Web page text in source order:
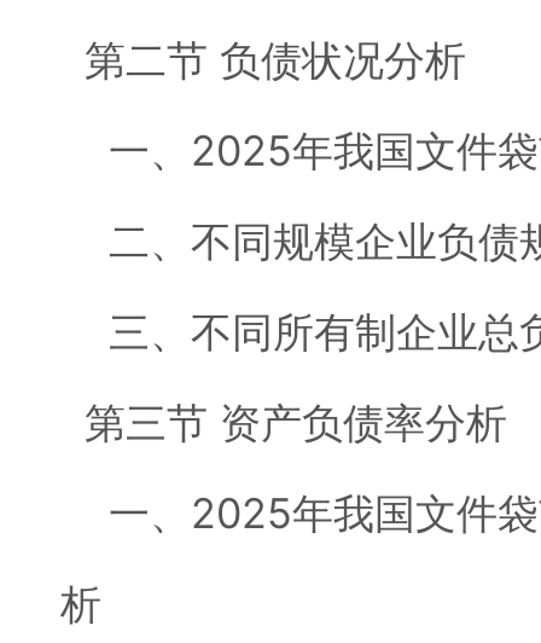
第二节 负债状况分析
一、2025年我国文件
二、不同规模企业负债
三、不同所有制企业总
第三节 资产负债率分析
一、2025年我国文件
析